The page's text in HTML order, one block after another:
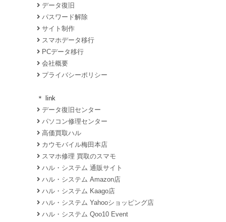
データ復旧
パスワード解除
サイト制作
スマホデータ移行
PCデータ移行
会社概要
プライバシーポリシー
＊ link
データ復旧センター
パソコン修理センター
高価買取ハル
カウモバイル梅田本店
スマホ修理 買取のスマモ
ハル・システム 通販サイト
ハル・システム Amazon店
ハル・システム Kaago店
ハル・システム Yahooショッピング店
ハル・システム Qoo10 Event